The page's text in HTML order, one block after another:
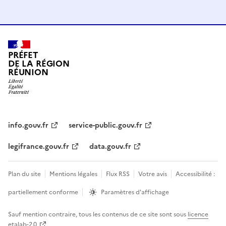
PRÉFET
DE LA RÉGION
RÉUNION
info.gouv.fr
service-public.gouv.fr
legifrance.gouv.fr
data.gouv.fr
Plan du site Mentions légales Flux RSS Votre avis
Accessibilité :
partiellement conforme
Paramètres d'affichage
Sauf mention contraire, tous les contenus de ce site sont sous licence